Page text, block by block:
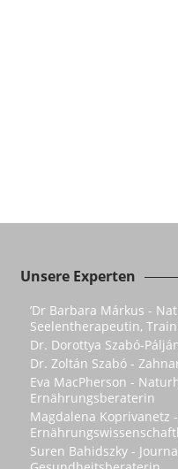
Unsere Experten
’Dr Barbara Márkus -
Seelentherapeutin,
Dr. Dorottya Szabó-
Dr. Zoltán Szabó -
Eva MacPherson -
Ernährungsberaterin
Magdalena Koprivanetz
Suren Bahidszky -